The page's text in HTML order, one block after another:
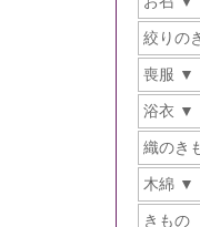
絞りの
喪服
浴衣
織のき
木綿
きもの